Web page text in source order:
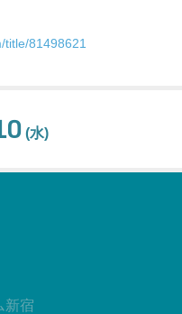
title/81498621
(水)
新宿